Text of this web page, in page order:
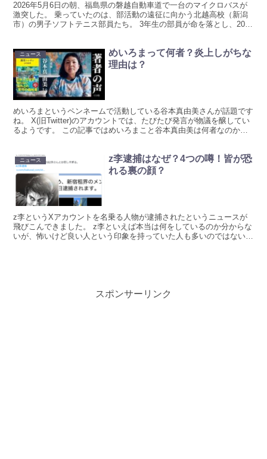
2026年5月6日の朝、福島県の磐越自動車道で一台のマイクロバスが
激突した。 乗っていたのは、部活動の遠征に向かう北越高校（新潟
市）の男子ソフトテニス部員たち。 3年生の部員が命を落とし、20人
ニュース
めいろまって何者？炎上しがちな
理由は？
めいろまというペンネームで活動している谷本真由美さんが話題です
ね。 X(旧Twitter)のアカウントでは、たびたび発言が物議を醸してい
るようです。 この記事ではめいろまこと谷本真由美は何者なのか？
ニュース
z李逮捕はなぜ？4つの噂！皆が恐
れる裏の顔？
z李というXアカウントを名乗る人物が逮捕されたというニュースが
飛びこんできました。 z李といえば本当は何をしているのか分からな
いが、怖いけど良い人という印象を持っていた人も多いのではないで
スポンサーリンク